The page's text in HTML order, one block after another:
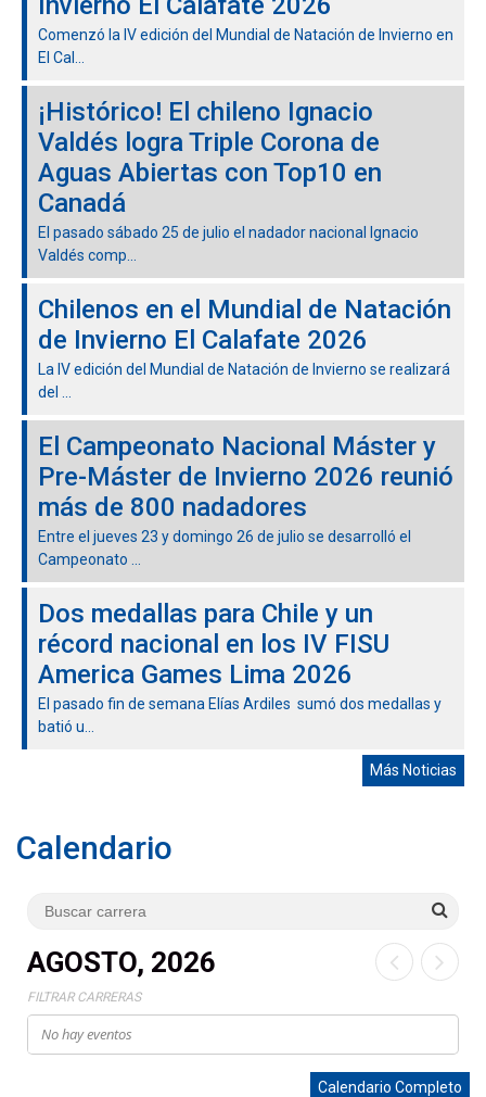
Comenzó la IV edición del Mundial de Natación de Invierno en
El Cal...
¡Histórico! El chileno Ignacio
Valdés logra Triple Corona de
Aguas Abiertas con Top10 en
Canadá
El pasado sábado 25 de julio el nadador nacional Ignacio
Valdés comp...
Chilenos en el Mundial de Natación
de Invierno El Calafate 2026
La IV edición del Mundial de Natación de Invierno se realizará
del ...
El Campeonato Nacional Máster y
Pre-Máster de Invierno 2026 reunió
más de 800 nadadores
Entre el jueves 23 y domingo 26 de julio se desarrolló el
Campeonato ...
Dos medallas para Chile y un
récord nacional en los IV FISU
America Games Lima 2026
El pasado fin de semana Elías Ardiles sumó dos medallas y
batió u...
Más Noticias
Calendario
AGOSTO, 2026
FILTRAR CARRERAS
No hay eventos
Calendario Completo